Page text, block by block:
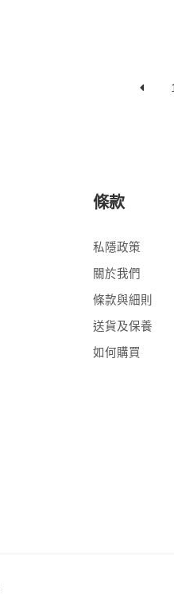
條款
私隱政策
關於我們
條款與細則
送貨及保養
如何購買